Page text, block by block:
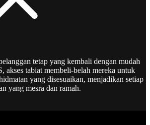
tetap yang kembali dengan mudah
akses tabiat membeli-belah mereka untuk
yang disesuaikan, menjadikan setiap
yang mesra dan ramah.